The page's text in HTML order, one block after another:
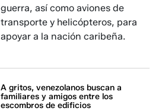
guerra, así como aviones de
transporte y helicópteros, para
apoyar a la nación caribeña.
A gritos, venezolanos buscan a
familiares y amigos entre los
escombros de edificios